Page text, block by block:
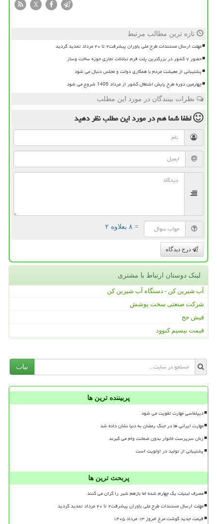
X
تازه ترین مطالب مرتبط
مهلت ارسال مستندات طرح ملی یاوران پیشرفت۲ تا ۲۰ مرداد تمدید گردید
حضور ۷ کشور در بزرگترین پلت فرم تبادلات تجاری حوزه ساخت وساز
پشتیبانی از معیشت مردم با همکاری دولت و مجلس دنبال می شود
چهارمین دوره طرح پایش اشتغال کشور از مرداد 1405 شروع می شود
نظرات بینندگان در مورد این مطلب
لطفا شما همدر مورد این مطلبنظر دهید
= ۸ بعلاوه ۲
درج دیدگاه
لینک دوستان ارتباط با مشتری
آب شیرین کن - دستگاه آب شیرین کن
شرکت صنعتی سخت پوشش
فیش حج
قیمت بیسیم کنوود
بیاب
پربیننده ترین ها
دیپلماسی مهارت تقویت می شود
مهارت ایرانی ها در جنگ رمضان به دنیا نشان داده شد
زنان سرپرست خانوار بدون ضمانت وام می گیرند
پشتیبانی از تولید در اولویت است
پربحث ترین ها
مصرف لبنیات یک چهارم شده اما بازهم شیر را گران می کنند
مهلت ارسال مستندات طرح ملی یاوران پیشرفت۲ تا ۲۰ مرداد تمدید گردید
قیمت جدید گوشت مرغ امروز ۱۳ مرداد ۱۴۰۵